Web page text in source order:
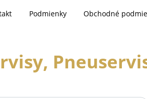
Podmienky Obchodné